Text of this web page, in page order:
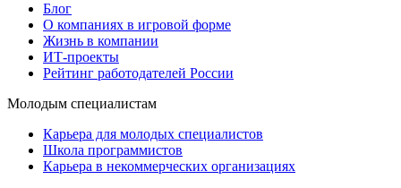
Блог
О компаниях в игровой форме
Жизнь в компании
ИТ-проекты
Рейтинг работодателей России
Молодым специалистам
Карьера для молодых специалистов
Школа программистов
Карьера в некоммерческих организациях